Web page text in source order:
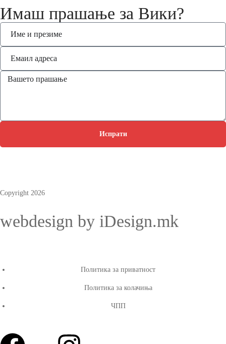
Имаш прашање за Вики?
Испрати
Copyright 2026
webdesign by iDesign.mk
Политика за приватност
Политика за колачиња
ЧПП